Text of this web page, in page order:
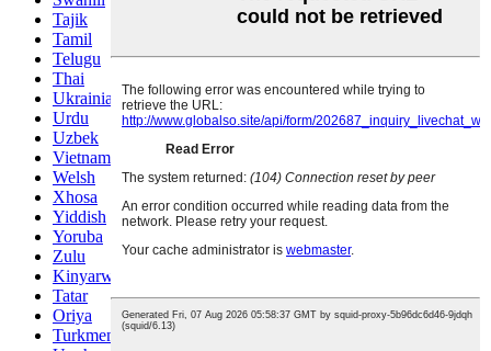
Tajik
Tamil
Telugu
Thai
Ukrainian
Urdu
Uzbek
Vietnamese
Welsh
Xhosa
Yiddish
Yoruba
Zulu
Kinyarwanda
Tatar
Oriya
Turkmen